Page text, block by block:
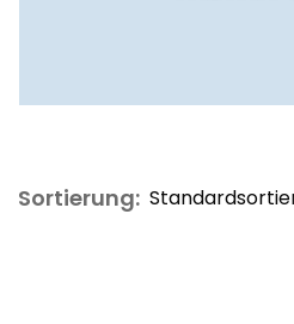
Sortierung: